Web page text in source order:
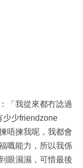
「我從來都冇諗過
少少friendzone
唔揀我呢，我都會
嘅能力，所以我係
眼濕濕，可惜最後